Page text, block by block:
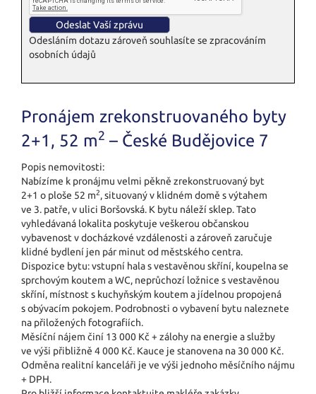
Odesláním dotazu zároveň souhlasíte se zpracováním
osobních údajů
Pronájem zrekonstruovaného byty
2+1, 52 m2 – České Budějovice 7
Popis nemovitosti:
Nabízíme k pronájmu velmi pěkně zrekonstruovaný byt
2+1 o ploše 52 m2, situovaný v klidném domě s výtahem
ve 3. patře, v ulici Boršovská. K bytu náleží sklep. Tato
vyhledávaná lokalita poskytuje veškerou občanskou
vybavenost v docházkové vzdálenosti a zároveň zaručuje
klidné bydlení jen pár minut od městského centra.
Dispozice bytu: vstupní hala s vestavěnou skříní, koupelna se
sprchovým koutem a WC, neprůchozí ložnice s vestavěnou
skříní, místnost s kuchyňským koutem a jídelnou propojená
s obývacím pokojem. Podrobnosti o vybavení bytu naleznete
na přiložených fotografiích.
Měsíční nájem činí 13 000 Kč + zálohy na energie a služby
ve výši přibližně 4 000 Kč. Kauce je stanovena na 30 000 Kč.
Odměna realitní kanceláři je ve výši jednoho měsíčního nájmu
+ DPH.